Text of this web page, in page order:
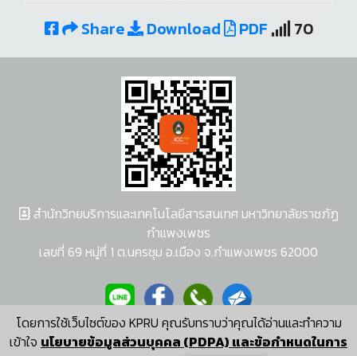
Share Download PDF 70
โดยการใช้เว็บไซต์ของ KPRU คุณรับทราบว่าคุณได้อ่านและทำความ
เข้าใจ นโยบายข้อมูลส่วนบุคคล (PDPA) และข้อกำหนดในการ
สำนักวิทยบริการและเทคโนโลยีสารสนเทศ มหาวิทยาลัยราชภัฏ
กำแพงเพชร
เลขที่ 69 หมู่ที่ 1 ต.นครชุม อ.เมือง จ.กำแพงเพชร 62000
ผู้พัฒนาระบบ อนุชา พวงผกา